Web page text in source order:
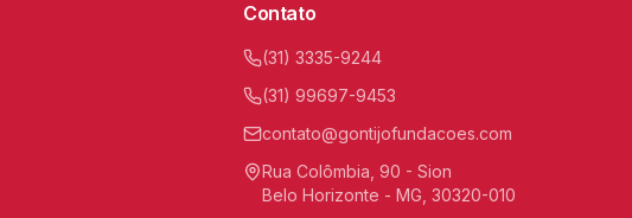
Contato
(31) 3335-9244
(31) 99697-9453
contato@gontijofundacoes.com
Rua Colômbia, 90 - Sion
Belo Horizonte - MG, 30320-010